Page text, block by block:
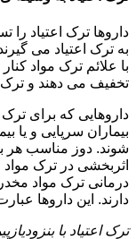
داروها ترک اعتیاد
به ترک اعتیاد می
با علائم ترک مواد
تخفیف می دهند و ترک
داروهایی که برای
بیماران سرپایی و یا
شوند. دوز مناسب هر
اثربخشی در ترک
درمانی ترک مواد
دارند. این داروها
ترک اعتیاد با